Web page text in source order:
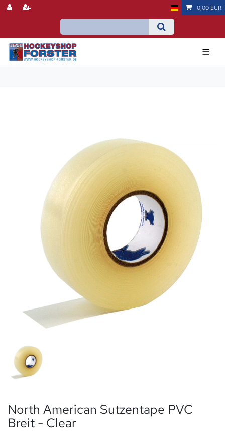
0,00 EUR
☰
North American Sutzentape PVC
Breit - Clear